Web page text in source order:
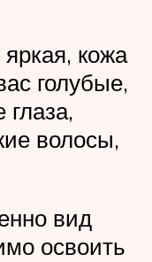
кожа
голубые,
волосы,
вид
освоить